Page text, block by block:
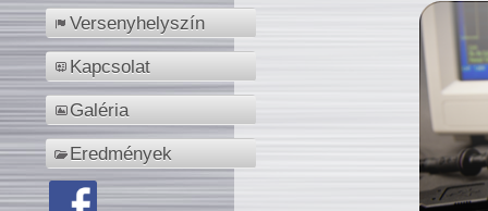
Versenyhelyszín
Kapcsolat
Galéria
Eredmények